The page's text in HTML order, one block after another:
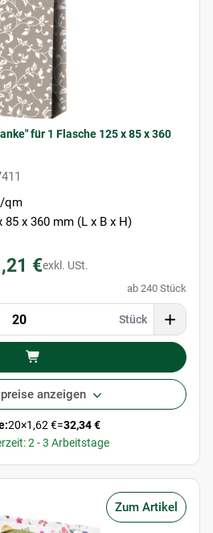
für 1 Flasche 125 x 85 x 360
qm
85 x 360 mm (L x B x H)
€exkl. USt.
ab 240 Stück
Stück
anzeigen
20×1,62 €=32,34 €
2 - 3 Arbeitstage
Zum Artikel